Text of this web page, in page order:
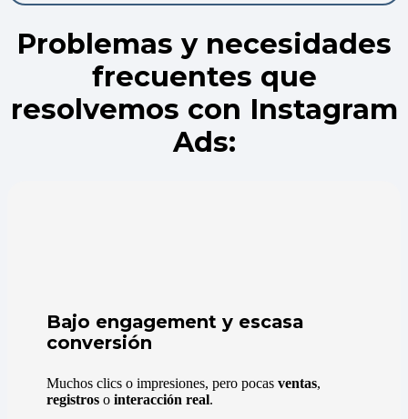
Problemas y necesidades
frecuentes que
resolvemos con Instagram
Ads:
Bajo engagement y escasa
conversión
Muchos clics o impresiones, pero pocasventas,
registros ointeracción real.